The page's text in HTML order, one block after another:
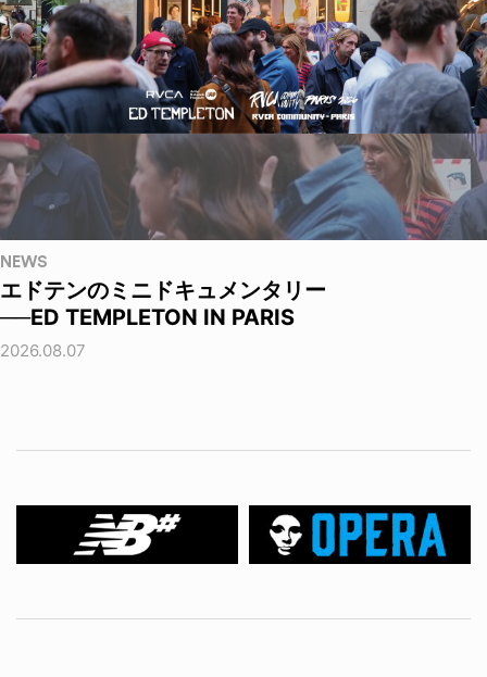
NEWS
エドテンのミニドキュメンタリー
──ED TEMPLETON IN PARIS
2026.08.07